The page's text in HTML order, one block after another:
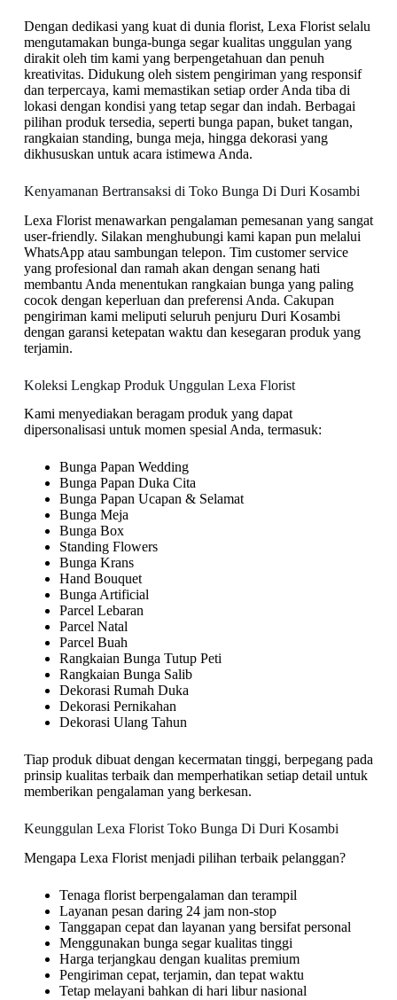
Dengan dedikasi yang kuat di dunia florist, Lexa Florist selalu
mengutamakan bunga-bunga segar kualitas unggulan yang
dirakit oleh tim kami yang berpengetahuan dan penuh
kreativitas. Didukung oleh sistem pengiriman yang responsif
dan terpercaya, kami memastikan setiap order Anda tiba di
lokasi dengan kondisi yang tetap segar dan indah. Berbagai
pilihan produk tersedia, seperti bunga papan, buket tangan,
rangkaian standing, bunga meja, hingga dekorasi yang
dikhususkan untuk acara istimewa Anda.
Kenyamanan Bertransaksi di Toko Bunga Di Duri Kosambi
Lexa Florist menawarkan pengalaman pemesanan yang sangat
user-friendly. Silakan menghubungi kami kapan pun melalui
WhatsApp atau sambungan telepon. Tim customer service
yang profesional dan ramah akan dengan senang hati
membantu Anda menentukan rangkaian bunga yang paling
cocok dengan keperluan dan preferensi Anda. Cakupan
pengiriman kami meliputi seluruh penjuru Duri Kosambi
dengan garansi ketepatan waktu dan kesegaran produk yang
terjamin.
Koleksi Lengkap Produk Unggulan Lexa Florist
Kami menyediakan beragam produk yang dapat
dipersonalisasi untuk momen spesial Anda, termasuk:
Bunga Papan Wedding
Bunga Papan Duka Cita
Bunga Papan Ucapan & Selamat
Bunga Meja
Bunga Box
Standing Flowers
Bunga Krans
Hand Bouquet
Bunga Artificial
Parcel Lebaran
Parcel Natal
Parcel Buah
Rangkaian Bunga Tutup Peti
Rangkaian Bunga Salib
Dekorasi Rumah Duka
Dekorasi Pernikahan
Dekorasi Ulang Tahun
Tiap produk dibuat dengan kecermatan tinggi, berpegang pada
prinsip kualitas terbaik dan memperhatikan setiap detail untuk
memberikan pengalaman yang berkesan.
Keunggulan Lexa Florist Toko Bunga Di Duri Kosambi
Mengapa Lexa Florist menjadi pilihan terbaik pelanggan?
Tenaga florist berpengalaman dan terampil
Layanan pesan daring 24 jam non-stop
Tanggapan cepat dan layanan yang bersifat personal
Menggunakan bunga segar kualitas tinggi
Harga terjangkau dengan kualitas premium
Pengiriman cepat, terjamin, dan tepat waktu
Tetap melayani bahkan di hari libur nasional